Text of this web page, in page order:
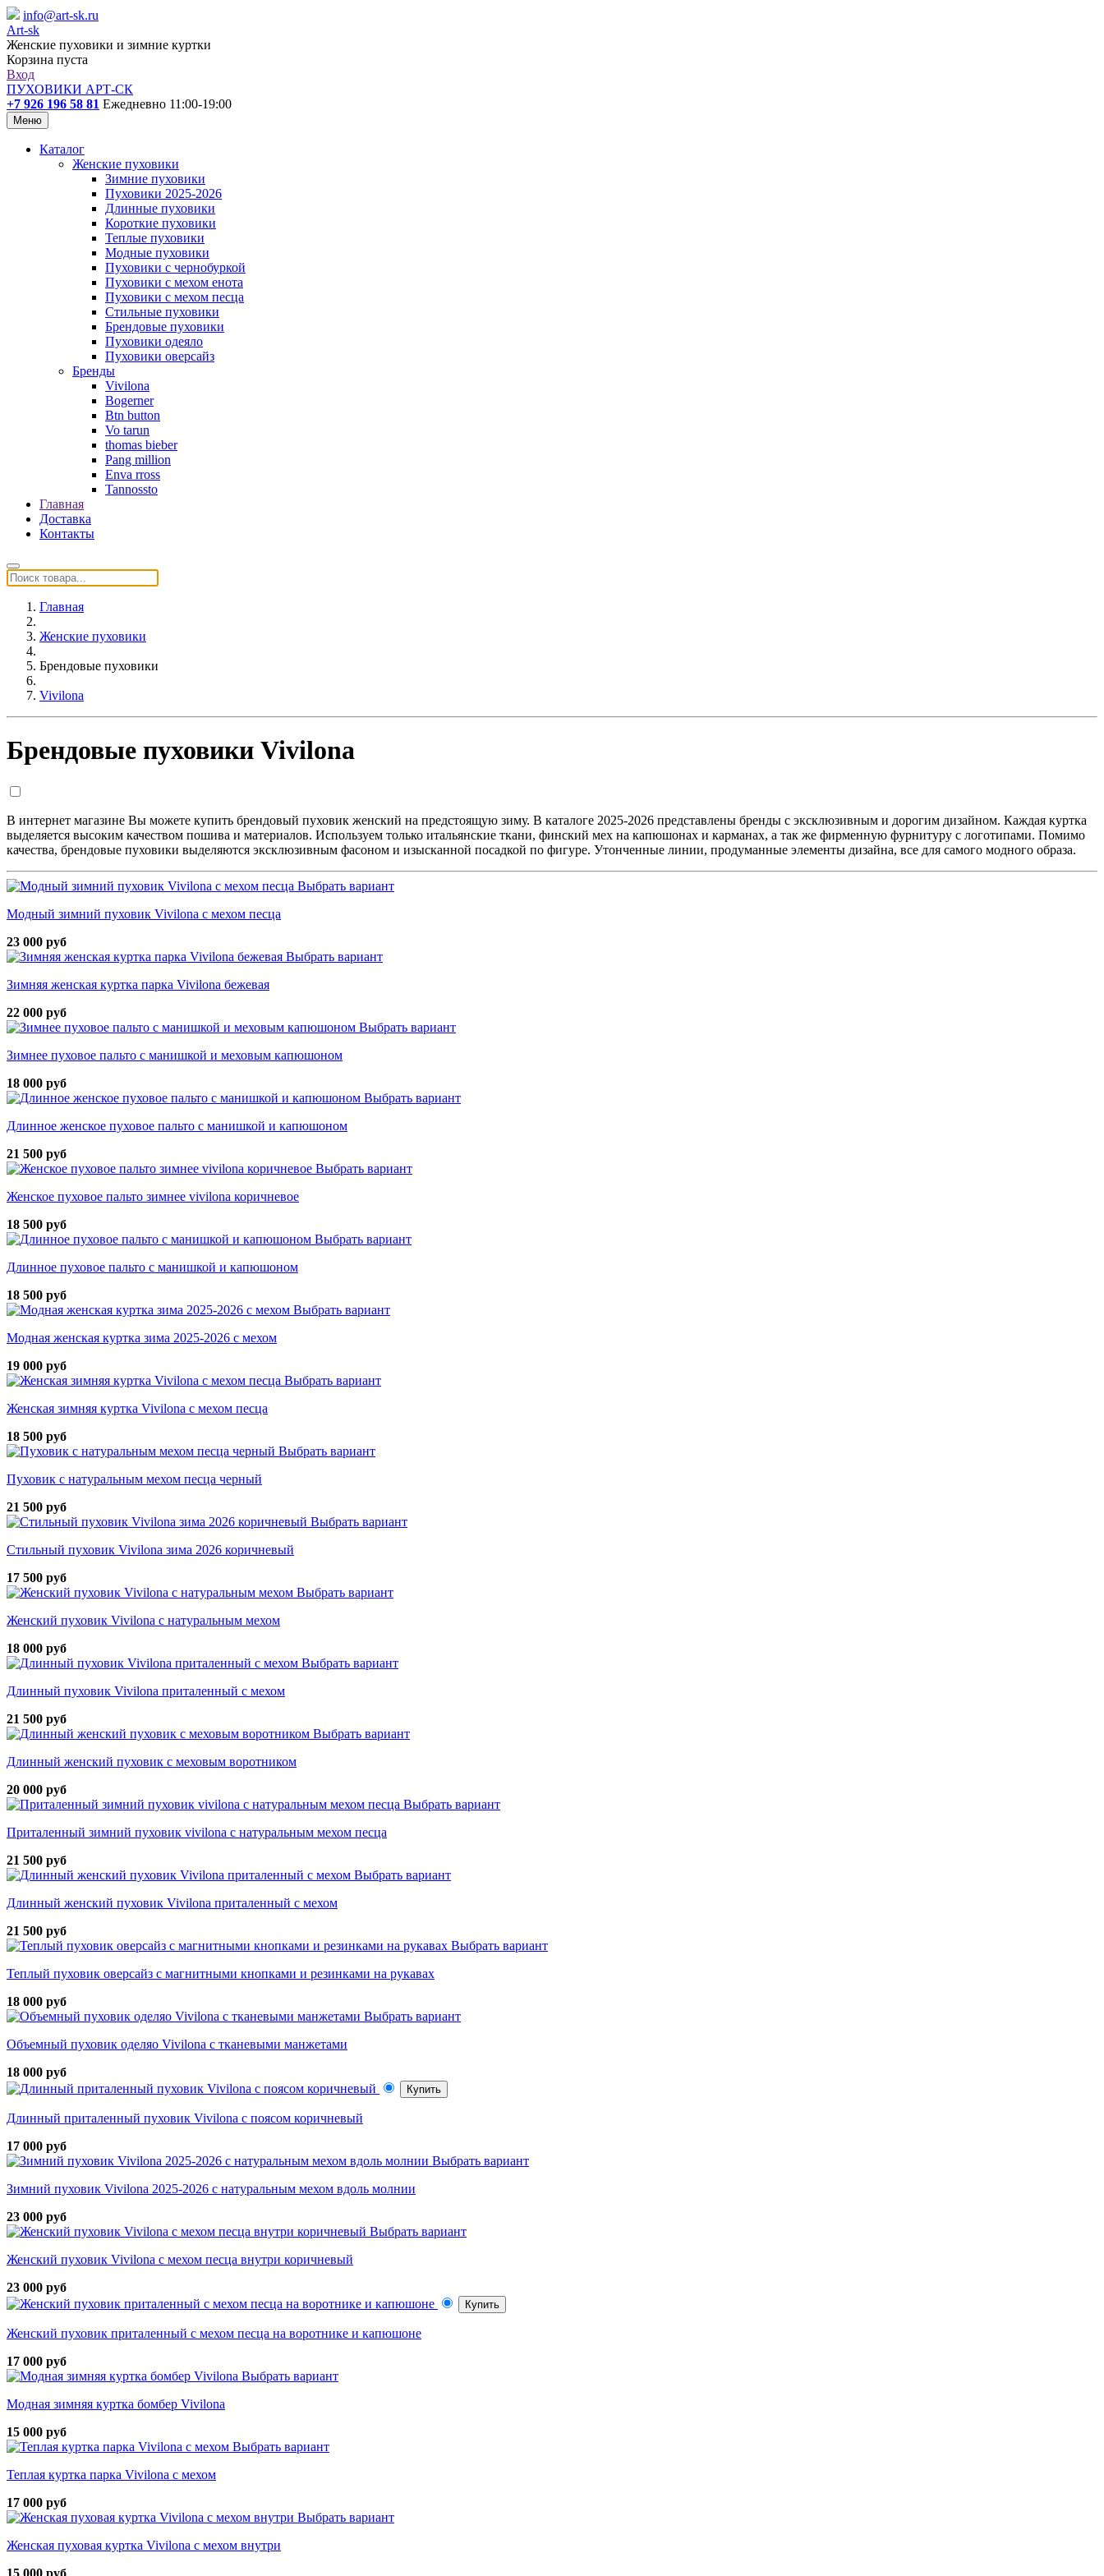
info@art-sk.ru
Art-sk
Женские пуховики и зимние куртки
Корзина пуста
Вход
ПУХОВИКИ АРТ-СК
+7 926 196 58 81 Ежедневно 11:00-19:00
Меню
Каталог
Женские пуховики
Зимние пуховики
Пуховики 2025-2026
Длинные пуховики
Короткие пуховики
Теплые пуховики
Модные пуховики
Пуховики с чернобуркой
Пуховики с мехом енота
Пуховики с мехом песца
Стильные пуховики
Брендовые пуховики
Пуховики одеяло
Пуховики оверсайз
Бренды
Vivilona
Bogerner
Btn button
Vo tarun
thomas bieber
Pang million
Enva rross
Tannossto
Главная
Доставка
Контакты
Главная
Женские пуховики
Брендовые пуховики
Vivilona
Брендовые пуховики Vivilona
В интернет магазине Вы можете купить брендовый пуховик женский на предстоящую зиму. В каталоге 2025-2026 представлены бренды с эксклюзивным и дорогим дизайном. Каждая куртка
выделяется высоким качеством пошива и материалов. Используем только итальянские ткани, финский мех на капюшонах и карманах, а так же фирменную фурнитуру с логотипами. Помимо
качества, брендовые пуховики выделяются эксклюзивным фасоном и изысканной посадкой по фигуре. Утонченные линии, продуманные элементы дизайна, все для самого модного образа.
Выбрать вариант
Модный зимний пуховик Vivilona с мехом песца
23 000 руб
Выбрать вариант
Зимняя женская куртка парка Vivilona бежевая
22 000 руб
Выбрать вариант
Зимнее пуховое пальто с манишкой и меховым капюшоном
18 000 руб
Выбрать вариант
Длинное женское пуховое пальто с манишкой и капюшоном
21 500 руб
Выбрать вариант
Женское пуховое пальто зимнее vivilona коричневое
18 500 руб
Выбрать вариант
Длинное пуховое пальто с манишкой и капюшоном
18 500 руб
Выбрать вариант
Модная женская куртка зима 2025-2026 с мехом
19 000 руб
Выбрать вариант
Женская зимняя куртка Vivilona с мехом песца
18 500 руб
Выбрать вариант
Пуховик с натуральным мехом песца черный
21 500 руб
Выбрать вариант
Стильный пуховик Vivilona зима 2026 коричневый
17 500 руб
Выбрать вариант
Женский пуховик Vivilona с натуральным мехом
18 000 руб
Выбрать вариант
Длинный пуховик Vivilona приталенный с мехом
21 500 руб
Выбрать вариант
Длинный женский пуховик с меховым воротником
20 000 руб
Выбрать вариант
Приталенный зимний пуховик vivilona с натуральным мехом песца
21 500 руб
Выбрать вариант
Длинный женский пуховик Vivilona приталенный с мехом
21 500 руб
Выбрать вариант
Теплый пуховик оверсайз с магнитными кнопками и резинками на рукавах
18 000 руб
Выбрать вариант
Объемный пуховик оделяо Vivilona с тканевыми манжетами
18 000 руб
Купить
Длинный приталенный пуховик Vivilona с поясом коричневый
17 000 руб
Выбрать вариант
Зимний пуховик Vivilona 2025-2026 с натуральным мехом вдоль молнии
23 000 руб
Выбрать вариант
Женский пуховик Vivilona с мехом песца внутри коричневый
23 000 руб
Купить
Женский пуховик приталенный с мехом песца на воротнике и капюшоне
17 000 руб
Выбрать вариант
Модная зимняя куртка бомбер Vivilona
15 000 руб
Выбрать вариант
Теплая куртка парка Vivilona с мехом
17 000 руб
Выбрать вариант
Женская пуховая куртка Vivilona с мехом внутри
15 000 руб